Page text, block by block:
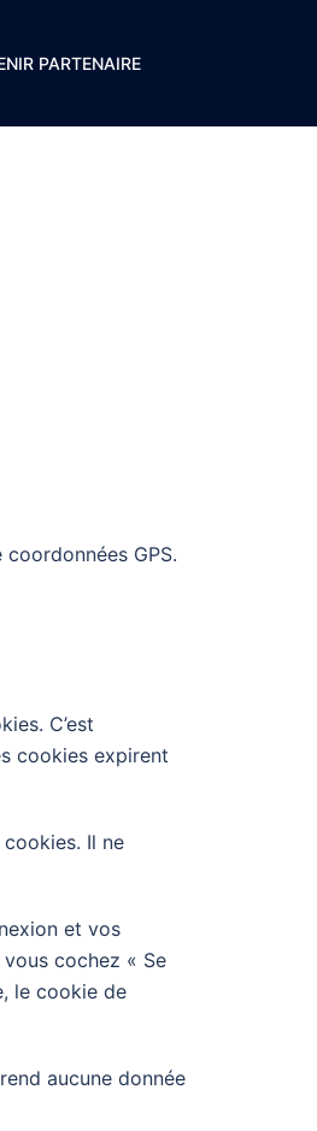
PARTENAIRE
GPS.
C’est
cookies expirent
Il ne
et vos
vous cochez « Se
le cookie de
aucune donnée